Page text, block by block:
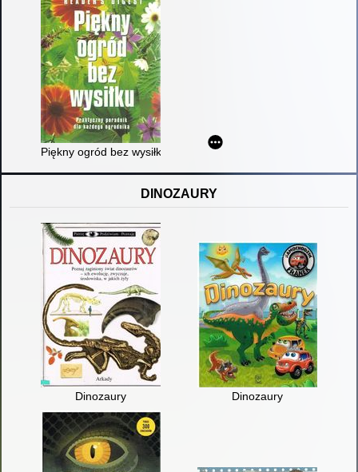
Piękny ogród bez wysiłku : praktyczny poradnik dla każdego
DINOZAURY
Dinozaury Dinozaury